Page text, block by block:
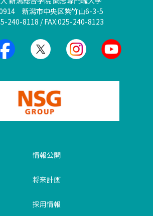
新潟市中央区紫竹山6-3-5
240-8118 / FAX:025-240-8123
情報公開
将来計画
採用情報